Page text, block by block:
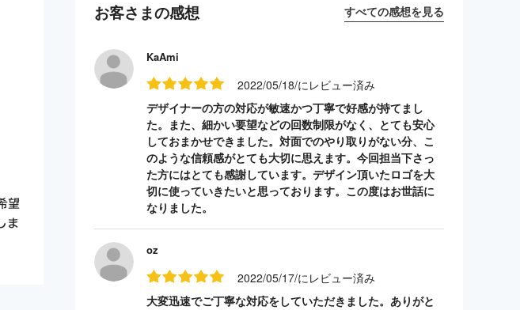
お客さまの感想 すべての感想を見る
KaAmi
2022/05/18/にレビュー済み
デザイナーの方の対応が敏速かつ丁寧で好感が持てまし
た。また、細かい要望などの回数制限がなく、とても安心
しておまかせできました。対面でのやり取りがない分、こ
のような信頼感がとても大切に思えます。今回担当下さっ
た方にはとても感謝しています。デザイン頂いたロゴを大
切に使っていきたいと思っております。この度はお世話に
なりました。
oz
2022/05/17/にレビュー済み
大変迅速でご丁寧な対応をしていただきました。ありがと